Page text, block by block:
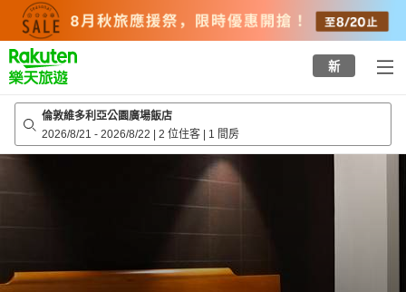
top
page
新
倫敦維多利亞公園廣場飯店
2026/8/21 - 2026/8/22 | 2 位住客 | 1 間房